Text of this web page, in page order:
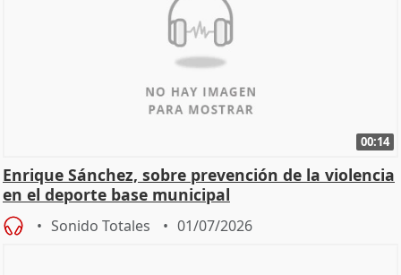
00:14
Enrique Sánchez, sobre prevención de la violencia
en el deporte base municipal
Sonido Totales 01/07/2026